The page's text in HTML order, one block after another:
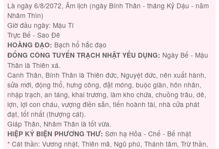
Là ngày 6/8/2072, Âm lịch (ngày Bính Thân - tháng Kỷ Dậu - năm
Nhâm Thìn)
Giờ đầu ngày: Mậu Tí
Trực Bế - Sao Đê
HOÀNG ĐẠO: Bạch hổ hắc đạo
ĐỔNG CÔNG TUYỂN TRẠCH NHẬT YẾU DỤNG: Ngày Bế - Mậu
Thân là Thiên xá.
Canh Thân, Bính Thân là Thiên đức, Nguyệt đức, nên xuất hành,
sửa mới, động thổ, hưng công, đặt móng, buộc giàn, hôn nhân,
nhập trạch, an táng, khai trương, làm kho chứa, chuồng trâu, dê,
lợn, lợi con cháu, vượng điền sản, tiến hoành tài, nhà cửa phát
đạt, tốt nhất (thượng cát).
Giáp Thân, Nhâm Thân là tốt vừa.
HIỆP KỶ BIỆN PHƯƠNG THƯ: Sơn hạ Hỏa - Chế - Bế nhật
* Cát thần: Vương nhật, Thiên mã, Ngũ phú, Thánh tâm, Trừ thần,